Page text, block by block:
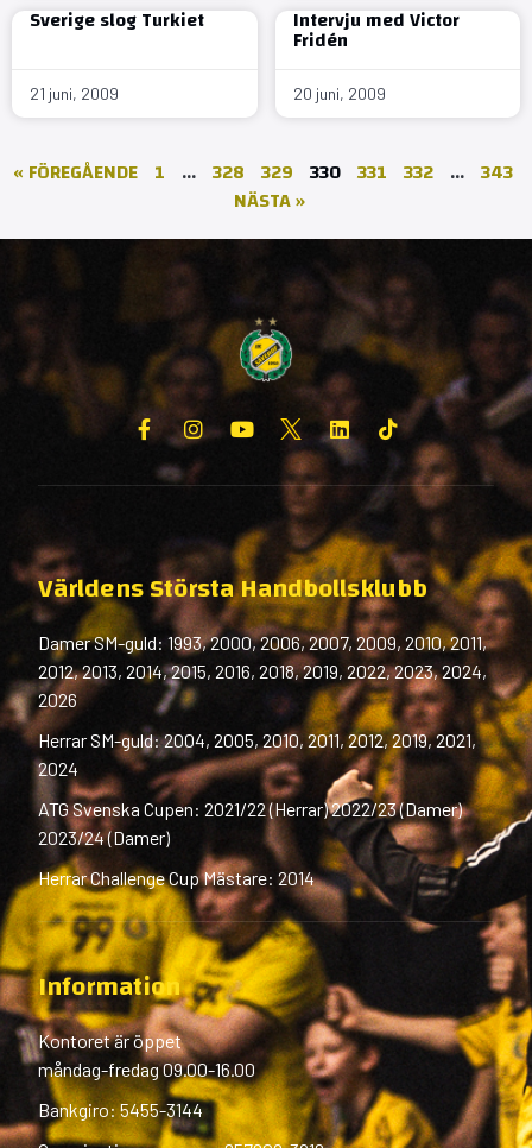
Sverige slog Turkiet
21 juni, 2009
Intervju med Victor
Fridén
20 juni, 2009
« FÖREGÅENDE 1 … 328 329 330 331 332 … 343
NÄSTA »
Världens Största Handbollsklubb
Damer SM-guld: 1993, 2000, 2006, 2007, 2009, 2010, 2011,
2012, 2013, 2014, 2015, 2016, 2018, 2019, 2022, 2023, 2024,
2026
Herrar SM-guld: 2004, 2005, 2010, 2011, 2012, 2019, 2021,
2024
ATG Svenska Cupen: 2021/22 (Herrar) 2022/23 (Damer)
2023/24 (Damer)
Herrar Challenge Cup Mästare: 2014
Information
Kontoret är öppet
måndag-fredag 09.00-16.00
Bankgiro: 5455-3144